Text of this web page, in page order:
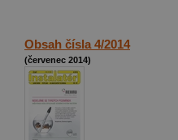
Obsah čísla 4/2014
(červenec 2014)